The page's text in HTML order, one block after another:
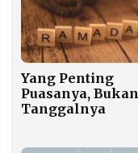
Yang Penting
Puasanya, Bukan
Tanggalnya